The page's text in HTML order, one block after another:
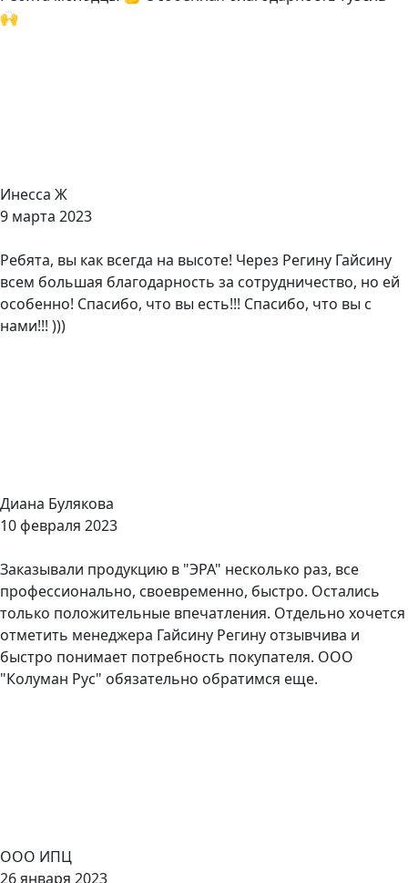
🙌
Инесса Ж
9 марта 2023
Ребята, вы как всегда на высоте! Через Регину Гайсину
всем большая благодарность за сотрудничество, но ей
особенно! Спасибо, что вы есть!!! Спасибо, что вы с
нами!!! )))
Диана Булякова
10 февраля 2023
Заказывали продукцию в "ЭРА" несколько раз, все
профессионально, своевременно, быстро. Остались
только положительные впечатления. Отдельно хочется
отметить менеджера Гайсину Регину отзывчива и
быстро понимает потребность покупателя. ООО
"Колуман Рус" обязательно обратимся еще.
ООО ИПЦ
26 января 2023